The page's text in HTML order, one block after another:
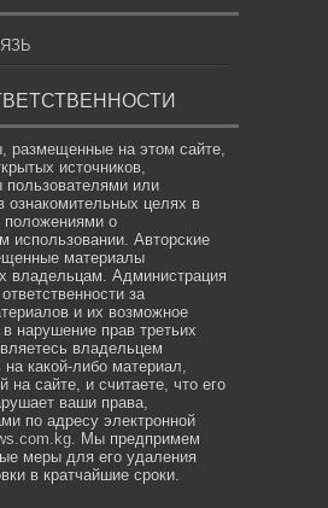
размещенные на этом сайте,
источников,
пользователями или
ознакомительных целях в
положениями о
использовании. Авторские
материалы
владельцам. Администрация
за
и их возможное
нарушение прав третьих
владельцем
на какой-либо материал,
на сайте, и считаете, что его
ваши права,
по адресу электронной
. Мы предпримем
меры для его удаления
в кратчайшие сроки.